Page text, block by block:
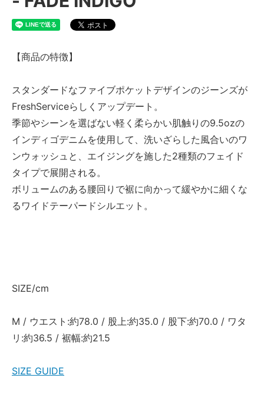
【商品の特徴】
スタンダードなファイブポケットデザインのジーンズが
FreshServiceらしくアップデート。
季節やシーンを選ばない軽く柔らかい肌触りの9.5ozの
インディゴデニムを使用して、洗いざらした風合いのワ
ンウォッシュと、エイジングを施した2種類のフェイド
タイプで展開される。
ボリュームのある腰回りで裾に向かって緩やかに細くな
るワイドテーパードシルエット。
SIZE/cm
M / ウエスト:約78.0 / 股上:約35.0 / 股下:約70.0 / ワタ
リ:約36.5 / 裾幅:約21.5
SIZE GUIDE